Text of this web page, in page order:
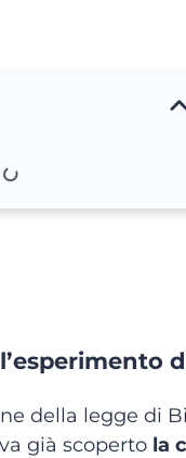
della legge di
già scoperto la